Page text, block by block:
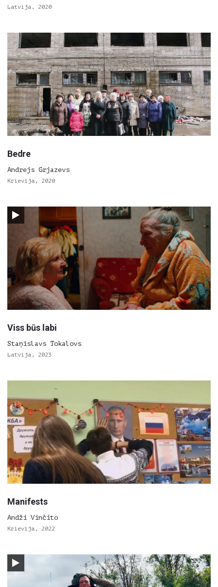
Latvija, 2020
Bedre
Andrejs Grjazevs
Krievija, 2020
Viss būs labi
Staņislavs Tokalovs
Latvija, 2023
Manifests
Andži Vinčito
Krievija, 2022